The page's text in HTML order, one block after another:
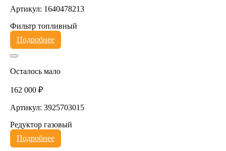
Артикул: 1640478213
Фильтр топливный
Подробнее
Осталось мало
162 000 ₽
Артикул: 3925703015
Редуктор газовый
Подробнее